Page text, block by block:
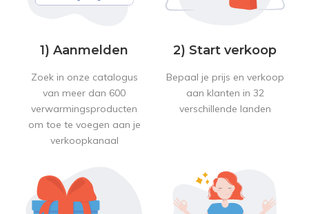
1) Aanmelden
Zoek in onze catalogus
van meer dan 600
verwarmingsproducten
om toe te voegen aan je
verkoopkanaal
2) Start verkoop
Bepaal je prijs en verkoop
aan klanten in 32
verschillende landen